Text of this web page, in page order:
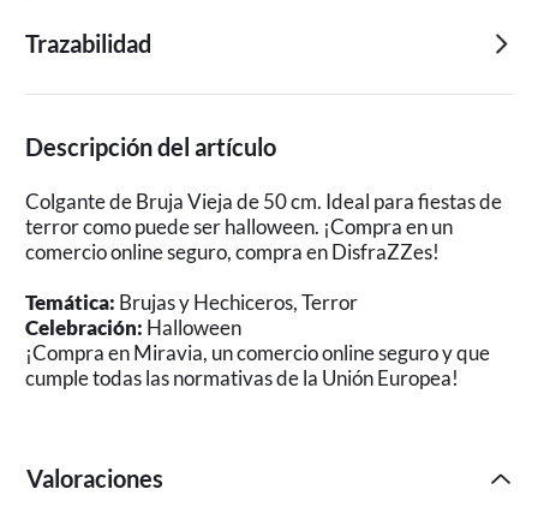
Trazabilidad
Descripción del artículo
Colgante de Bruja Vieja de 50 cm. Ideal para fiestas de
terror como puede ser halloween. ¡Compra en un
comercio online seguro, compra en DisfraZZes!
Temática: Brujas y Hechiceros, Terror
Celebración: Halloween
¡Compra en Miravia, un comercio online seguro y que
cumple todas las normativas de la Unión Europea!
Valoraciones